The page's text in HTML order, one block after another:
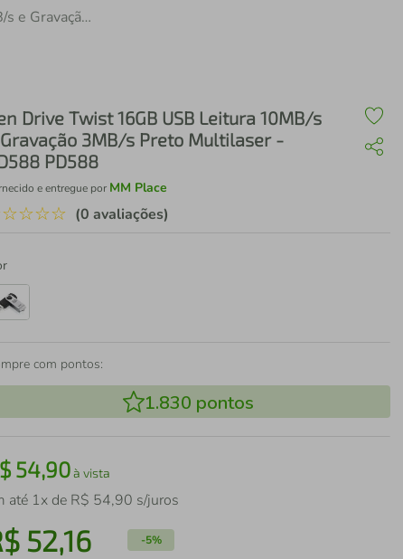
Pen Drive Twist 16GB USB Leitura 10MB/s e Gravação 3MB/s Preto Multilaser - PD588 PD588
Drive Twist 16GB USB Leitura 10MB/s
3MB/s Preto Multilaser -
PD588
e entregue por MM Place
☆☆☆☆ (0 avaliações)
com pontos:
1.830 pontos
54,90à vista
até 1x de R$ 54,90 s/juros
52,16 -5%